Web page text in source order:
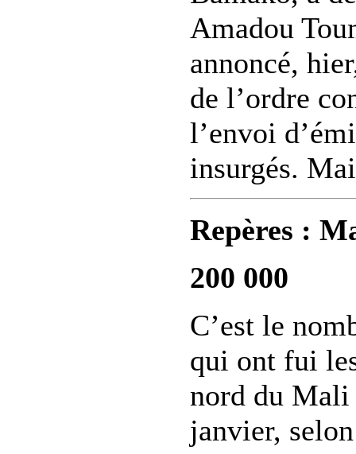
Amadou
annoncé,
de l’ordre
l’envoi
insurgés.
Repères :
200 000
C’est le
qui ont fui
nord du
janvier,